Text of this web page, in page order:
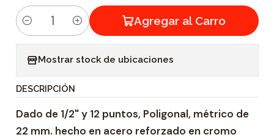
C
i
d
a
Agregar al Carro
Mostrar stock de ubicaciones
DESCRIPCIÓN
Dado de 1/2" y 12 puntos, Poligonal, métrico de
22 mm. hecho en acero reforzado en cromo